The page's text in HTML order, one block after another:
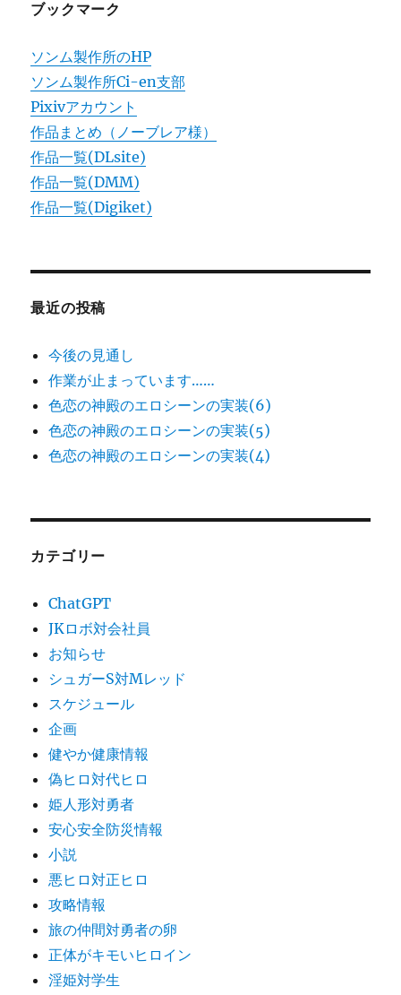
ブックマーク
ソンム製作所のHP
ソンム製作所Ci-en支部
Pixivアカウント
作品まとめ（ノーブレア様）
作品一覧(DLsite)
作品一覧(DMM)
作品一覧(Digiket)
最近の投稿
今後の見通し
作業が止まっています……
色恋の神殿のエロシーンの実装(6)
色恋の神殿のエロシーンの実装(5)
色恋の神殿のエロシーンの実装(4)
カテゴリー
ChatGPT
JKロボ対会社員
お知らせ
シュガーS対Mレッド
スケジュール
企画
健やか健康情報
偽ヒロ対代ヒロ
姫人形対勇者
安心安全防災情報
小説
悪ヒロ対正ヒロ
攻略情報
旅の仲間対勇者の卵
正体がキモいヒロイン
淫姫対学生